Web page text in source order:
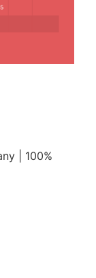
| 100%